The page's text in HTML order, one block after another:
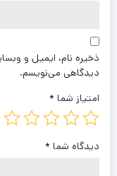
ذخیره نام، ایمیل و
دیدگاهی می‌نویسم.
امتیاز شما *
دیدگاه شما *